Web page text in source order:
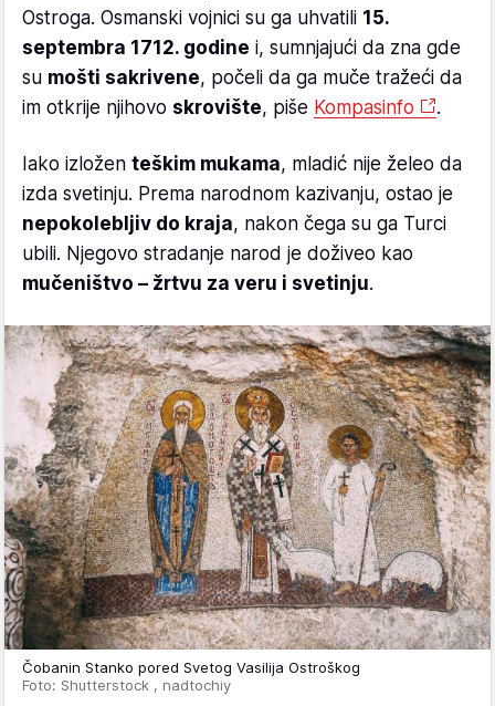
Ostroga. Osmanski vojnici su ga uhvatili 15.
septembra 1712. godine i, sumnjajući da zna gde
su mošti sakrivene, počeli da ga muče tražeći da
im otkrije njihovo skrovište, piše Kompasinfo .
Iako izložen teškim mukama, mladić nije želeo da
izda svetinju. Prema narodnom kazivanju, ostao je
nepokolebljiv do kraja, nakon čega su ga Turci
ubili. Njegovo stradanje narod je doživeo kao
mučeništvo – žrtvu za veru i svetinju.
Čobanin Stanko pored Svetog Vasilija Ostroškog
Foto: Shutterstock , nadtochiy